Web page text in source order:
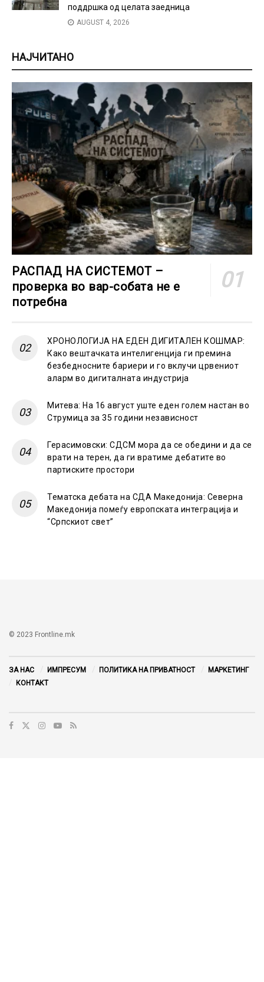
поддршка од целата заедница
AUGUST 4, 2026
НАЈЧИТАНО
РАСПАД НА СИСТЕМОТ –
проверка во вар-собата не е
потребна
ХРОНОЛОГИЈА НА ЕДЕН ДИГИТАЛЕН КОШМАР:
Како вештачката интелигенција ги премина
безбедносните бариери и го вклучи црвениот
аларм во дигиталната индустрија
Митева: На 16 август уште еден голем настан во
Струмица за 35 години независност
Герасимовски: СДСМ мора да се обедини и да се
врати на терен, да ги вратиме дебатите во
партиските простори
Тематска дебата на СДА Македонија: Северна
Македонија помеѓу европската интеграција и
“Српскиот свет”
© 2023 Frontline.mk
ЗА НАС ИМПРЕСУМ ПОЛИТИКА НА ПРИВАТНОСТ
МАРКЕТИНГ
КОНТАКТ